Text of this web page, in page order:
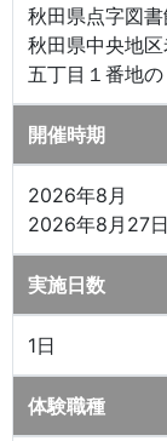
秋田県点字図
秋田県中央地
五丁目１番地の
開催時期
2026年8月
2026年8月27
実施日数
1日
体験職種